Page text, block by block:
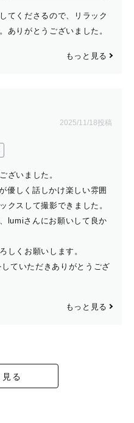
てくださるので、リラック
ありがとうございました。
もっと見る
2025/11/18投稿
ざいました。
優しく話しかけ楽しい雰囲
クスして撮影できました。
lumiさんにお願いして良か
しくお願いします。
ていただきありがとうござ
もっと見る
見る